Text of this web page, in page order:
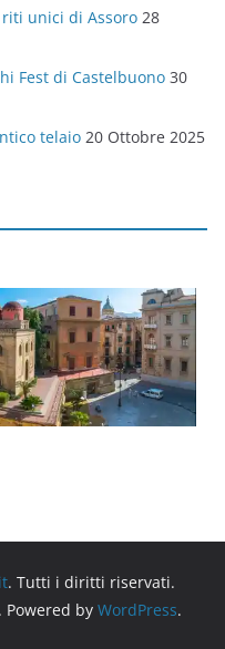
unici di Assoro 28
Fest di Castelbuono 30
telaio 20 Ottobre 2025
. Tutti i diritti riservati.
by WordPress.